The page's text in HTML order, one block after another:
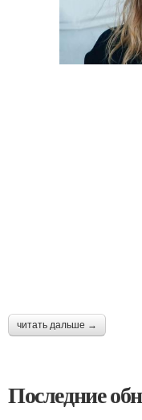
читать дальше →
Последние